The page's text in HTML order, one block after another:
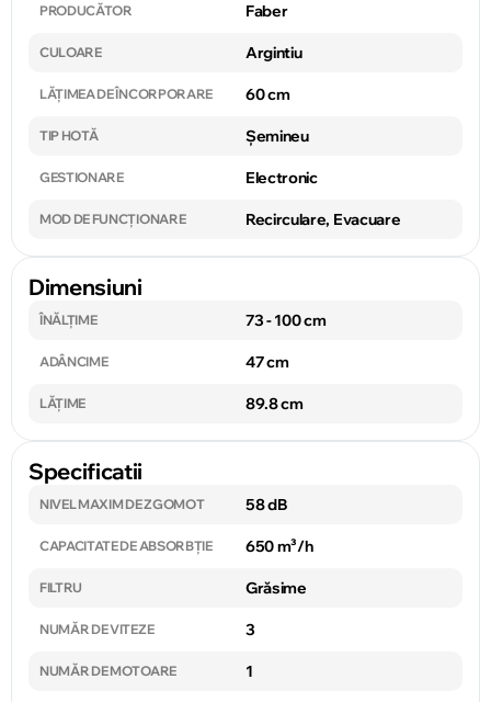
PRODUCĂTOR Faber
CULOARE Argintiu
LĂȚIMEA DE ÎNCORPORARE 60 cm
TIP HOTĂ Șemineu
GESTIONARE Electronic
MOD DE FUNCȚIONARE Recirculare, Evacuare
Dimensiuni
ÎNĂLȚIME 73 - 100 cm
ADÂNCIME 47 cm
LĂȚIME 89.8 cm
Specificatii
NIVEL MAXIM DE ZGOMOT 58 dB
CAPACITATE DE ABSORBȚIE 650 m³/h
FILTRU Grăsime
NUMĂR DE VITEZE 3
NUMĂR DE MOTOARE 1